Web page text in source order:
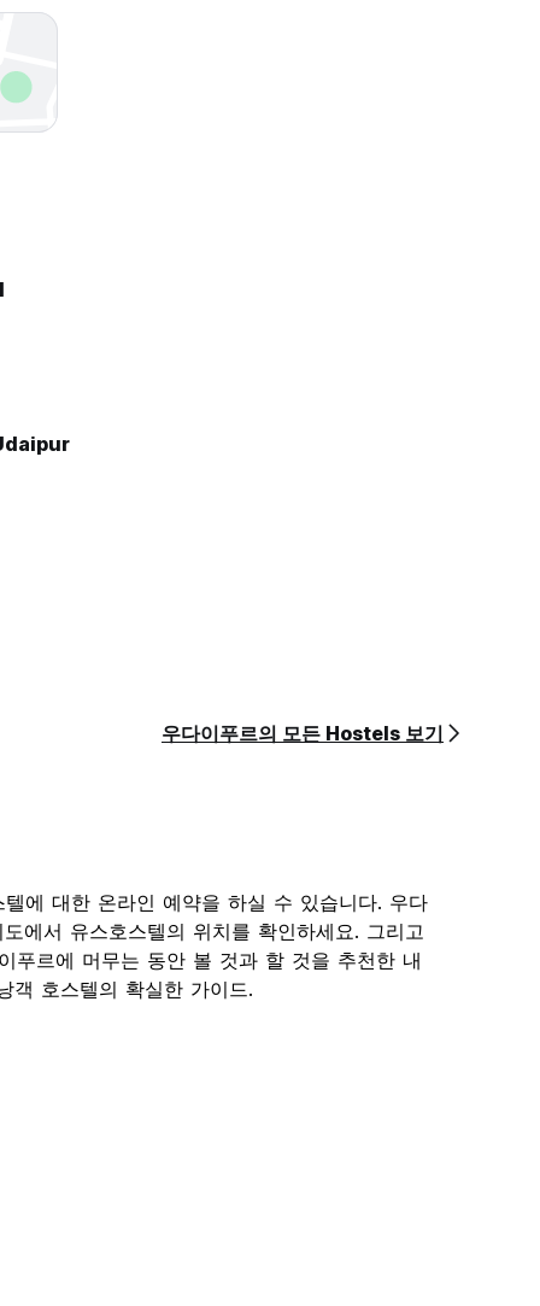
우다이푸르의 모든 Hostels 보기
에 대한 온라인 예약을 하실 수 있습니다. 우다
에서 유스호스텔의 위치를 확인하세요. 그리고
푸르에 머무는 동안 볼 것과 할 것을 추천한 내
객 호스텔의 확실한 가이드.